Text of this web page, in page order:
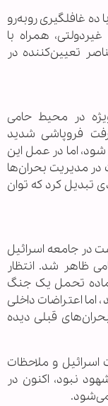
ده غافلگیری روبه‌رو
همراه با
تعیین‌کننده در
در محیط حامی
فروپاشی شدید
اما در عمل این
در مدیریت بحران‌ها
تبدیل کرد که توان
در جامعه اسرائیل
ظاهر شد. انتظار
تحمل یک جنگ
اما اعتراضات داخلی
قبلی دیده
و ملاحظات
۲۰۲۳ چندان مشهود نبود، اکنون در
می‌شود.